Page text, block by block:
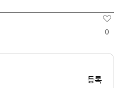
0
등록